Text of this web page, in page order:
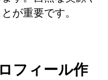
が重要です。
フィール作